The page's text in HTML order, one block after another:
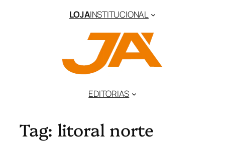
LOJAINSTITUCIONAL
EDITORIAS
Tag: litoral norte